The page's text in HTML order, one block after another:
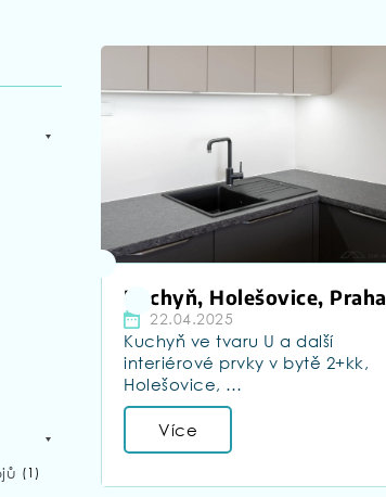
(1 )
Kuchyň, Holešovice, Praha
22.04.2025
Kuchyň ve tvaru U a další
interiérové prvky v bytě 2+kk,
Holešovice, …
Více